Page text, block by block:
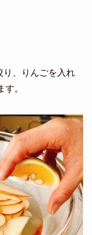
り、りんごを入れ
。